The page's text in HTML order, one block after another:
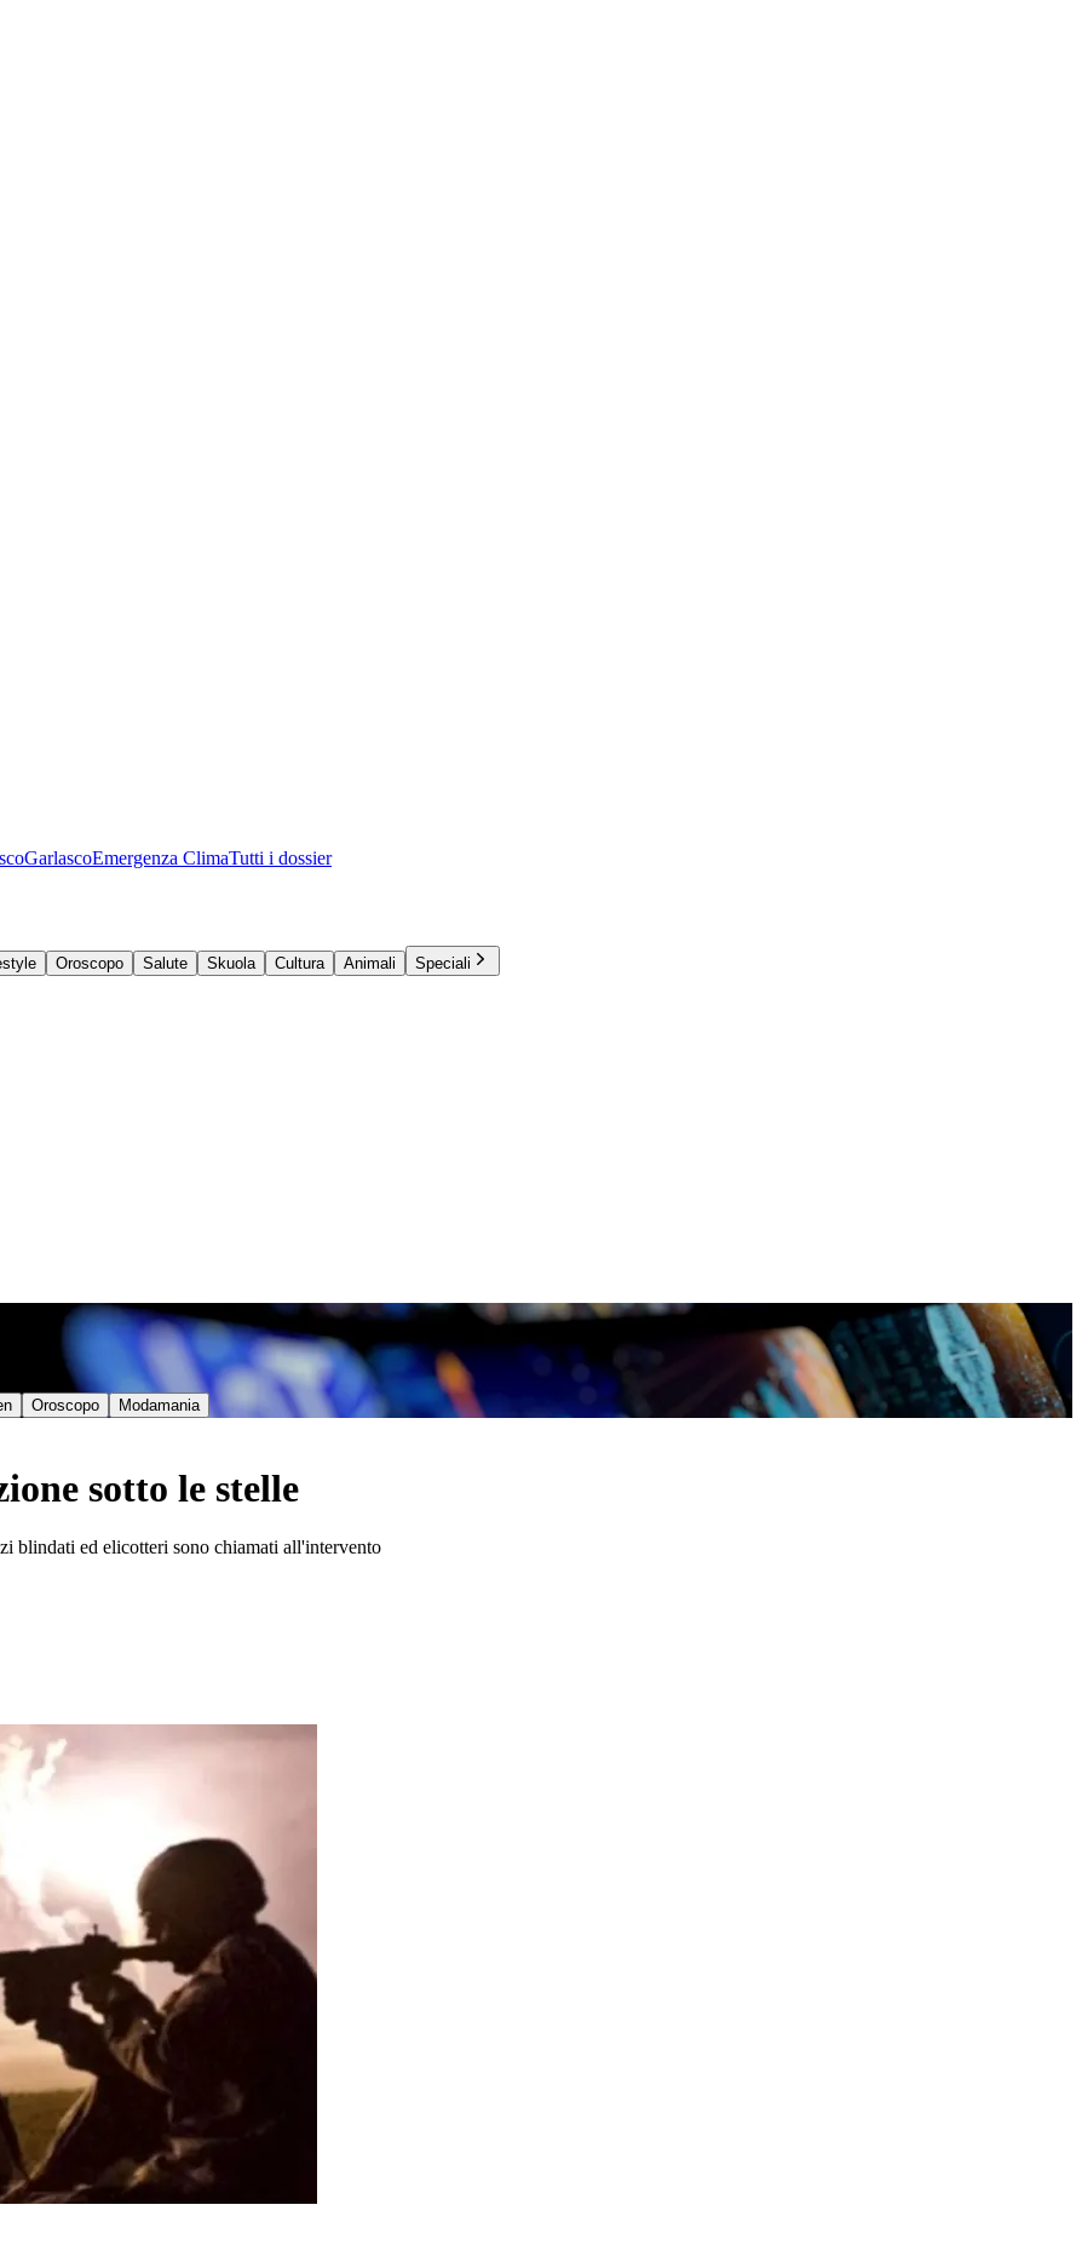
GarlascoEmergenza ClimaTutti i dossier
Oroscopo Salute Skuola Cultura Animali
Speciali
Oroscopo Modamania
sotto le stelle
blindati ed elicotteri sono chiamati all'intervento